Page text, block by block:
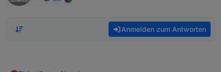
Anmelden zum Antworten